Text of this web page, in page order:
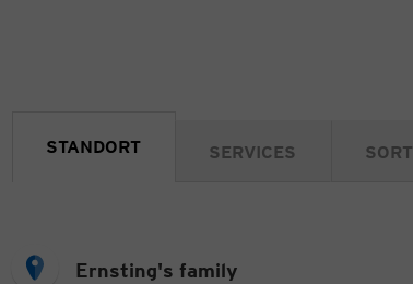
STANDORT SERVICES
Ernsting's family